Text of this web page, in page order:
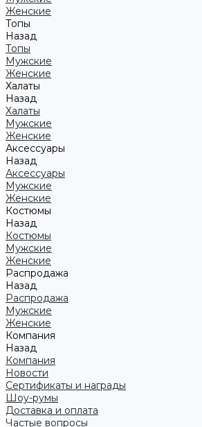
Женские
Топы
Назад
Топы
Мужские
Женские
Халаты
Назад
Халаты
Мужские
Женские
Аксессуары
Назад
Аксессуары
Мужские
Женские
Костюмы
Назад
Костюмы
Мужские
Женские
Распродажа
Назад
Распродажа
Мужские
Женские
Компания
Назад
Компания
Новости
Сертификаты и награды
Шоу-румы
Доставка и оплата
Частые вопросы